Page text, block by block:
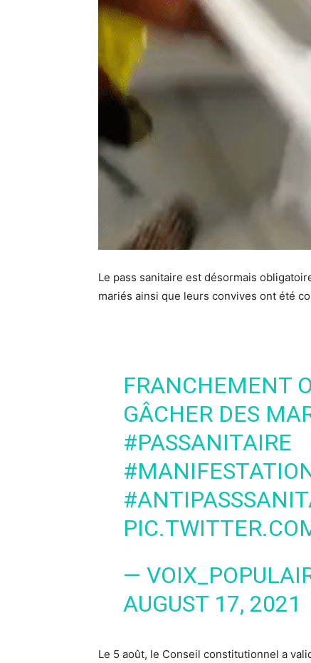
Le pass sanitaire est désormais
mariés ainsi que leurs convives ont été
FRANCHEMENT
GÂCHER DES
#PASSANITAIRE
—
AUGUST 17, 2021
Le 5 août, le Conseil constitutionnel a